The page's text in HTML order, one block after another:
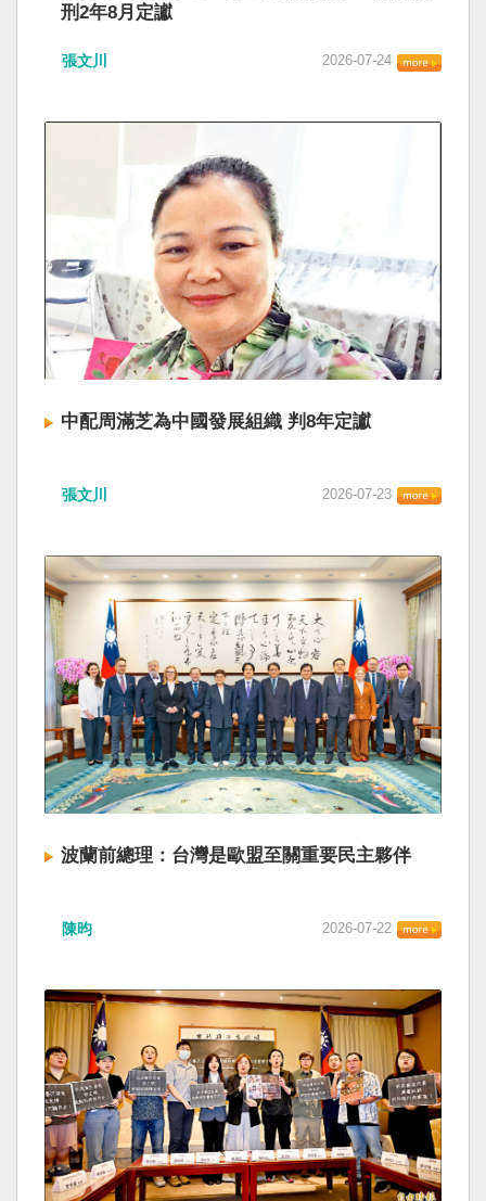
刑2年8月定讞
張文川 2026-07-24
中配周滿芝為中國發展組織 判8年定讞
張文川 2026-07-23
波蘭前總理：台灣是歐盟至關重要民主夥伴
陳昀 2026-07-22